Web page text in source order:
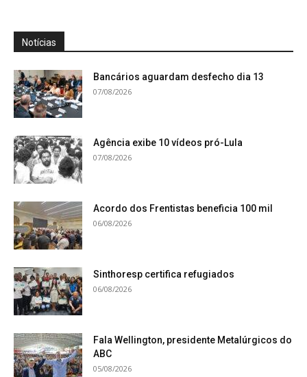
Notícias
Bancários aguardam desfecho dia 13
07/08/2026
Agência exibe 10 vídeos pró-Lula
07/08/2026
Acordo dos Frentistas beneficia 100 mil
06/08/2026
Sinthoresp certifica refugiados
06/08/2026
Fala Wellington, presidente Metalúrgicos do
ABC
05/08/2026